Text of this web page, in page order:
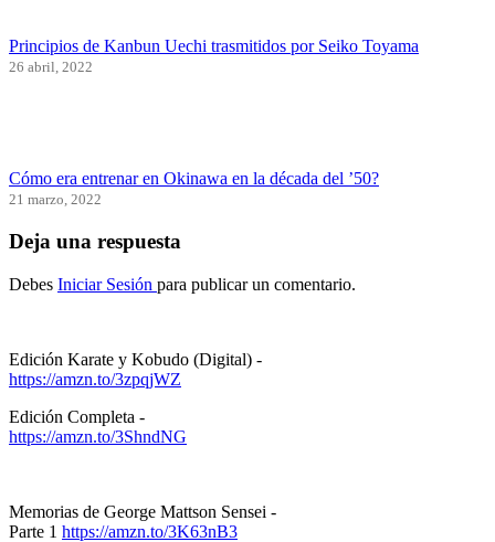
Principios de Kanbun Uechi trasmitidos por Seiko Toyama
26 abril, 2022
Cómo era entrenar en Okinawa en la década del ’50?
21 marzo, 2022
Deja una respuesta
Debes Iniciar Sesión para publicar un comentario.
Edición Karate y Kobudo (Digital) -
https://amzn.to/3zpqjWZ
Edición Completa -
https://amzn.to/3ShndNG
Memorias de George Mattson Sensei -
Parte 1 https://amzn.to/3K63nB3